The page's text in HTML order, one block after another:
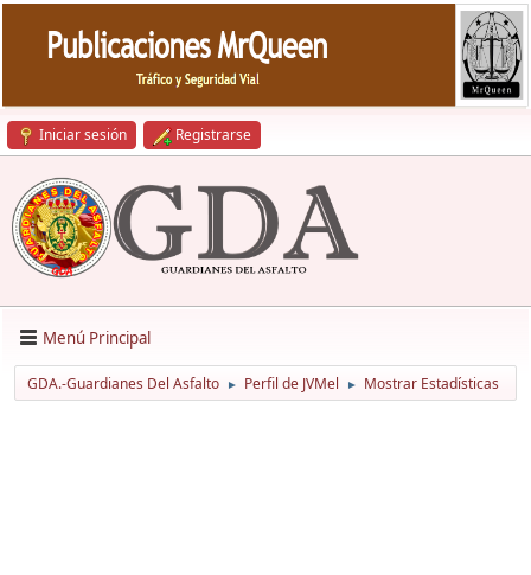
Iniciar sesión Registrarse
Menú Principal
GDA.-Guardianes Del Asfalto ► Perfil de JVMel ► Mostrar Estadísticas